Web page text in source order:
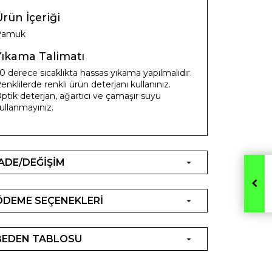
İçeriği
Talimatı
derece sıcaklıkta hassas yıkama yapılmalıdır.
renkli ürün deterjanı kullanınız.
deterjan, ağartıcı ve çamaşır suyu
DEĞİŞİM
SEÇENEKLERİ
TABLOSU